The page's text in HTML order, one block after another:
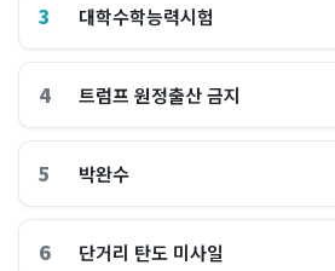
3 대학수학능력시험
4 트럼프 원정출산 금지
5 박완수
6 단거리 탄도 미사일